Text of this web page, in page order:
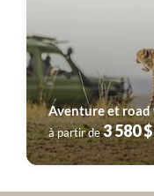
Aventure et road
à partir de3 580